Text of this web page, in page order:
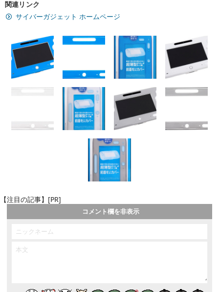
関連リンク
サイバーガジェット ホームページ
【注目の記事】[PR]
コメント欄を非表示